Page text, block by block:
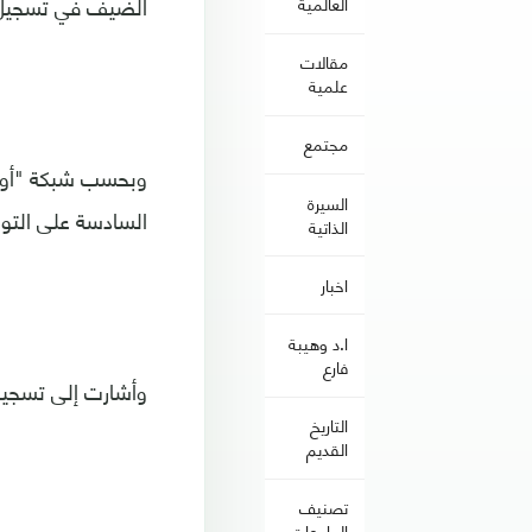
مقالات
علمية
مجتمع
السيرة
الذاتية
اخبار
ا.د وهيبة
فارع
التاريخ
القديم
تصنيف
وبحسب شبكة
السادسة على
وأشارت إلى